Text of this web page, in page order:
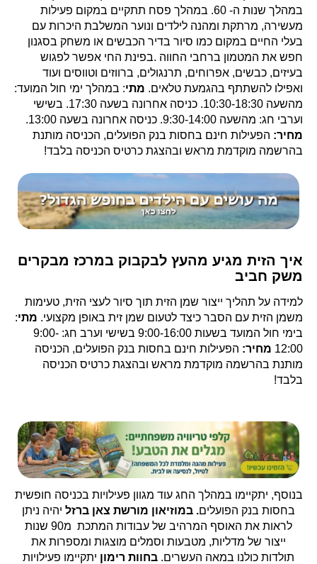
במהלך שנות ה- 60. במהלך פסח תתקיים במקום פעילות
מעשירה, מרתקת ומהנה לילדים ונוער המשלבת היכרות עם
בעלי החיים במקום כמו סיור בדיר הכבשים או משחק בסגנון
חפש את המטמון ברחבי החווה .בפינת החי אפשר לפגוש
בעיזים, כבשים, אפרוחים, תרנגולים, ברווזים וטווסים ועוד
ואפילו להשתתף בהגמעת טלאים. מתי: במהלך ימי חול המועד:
מהשעה 10:30-18:30. כניסה אחרונה בשעה 17:30. בשישי
וערבי חג: מהשעה 9:30-14:00. כניסה אחרונה בשעה 13:00.
מחיר: הפעילות חינם בחסות בנק הפועלים, הכניסה מותנת
בהרשמה מוקדמת מראש ובהצגת כרטיס הכניסה בלבד!
איך הזית מגיע מהעץ לבקבוק במרכז מבקרים
משק חביב
למידה על תהליך ייצור שמן הזית תוך סיור לעצי הזית, טעימות
משמן הזית עם הסבר כיצד לטעום שמן זית באופן מקצועי. מתי:
בימי חול המועד בשעות 9:00-16:00 בשישי וערב חג: 9:00-
12:00 מחיר: הפעילות חינם בחסות בנק הפועלים, הכניסה
מותנת בהרשמה מוקדמת מראש ובהצגת כרטיס הכניסה
בלבד!
בנוסף, יתקיימו במהלך החג עוד מגוון פעילויות בכניסה חופשית
בחסות בנק הפועלים. במוזיאון מורשת צאן ברזל יהיה ניתן
לראות את האוסף המרהיב של עבודות המתכת מ90 שנות
ייצור של מדליות, מטבעות וסמלים מוצגות ומספרות את
תולדות כולנו במאה העשרים. בחוות רימון יתקיימו פעילויות